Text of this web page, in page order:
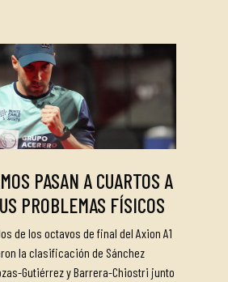
PASAN A CUARTOS A
PROBLEMAS FÍSICOS
de los octavos de final del Axion A1
la clasificación de Sánchez
Gutiérrez y Barrera-Chiostri junto